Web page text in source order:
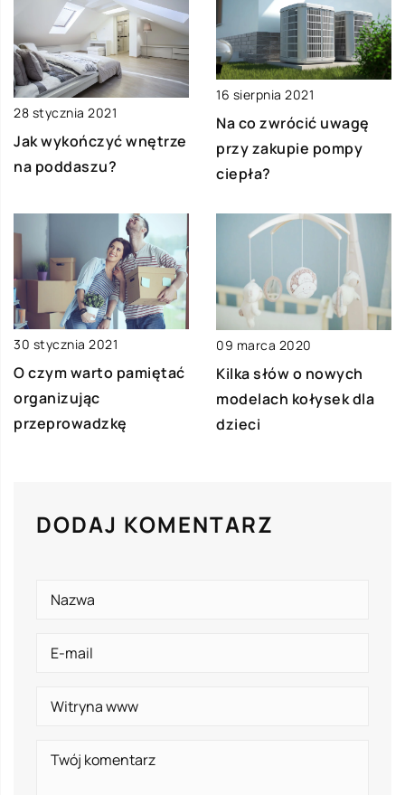
28 stycznia 2021
Jak wykończyć wnętrze
na poddaszu?
16 sierpnia 2021
Na co zwrócić uwagę
przy zakupie pompy
ciepła?
30 stycznia 2021
O czym warto pamiętać
organizując
przeprowadzkę
09 marca 2020
Kilka słów o nowych
modelach kołysek dla
dzieci
DODAJ KOMENTARZ